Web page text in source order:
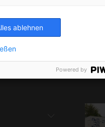
ablehnen
Powered by